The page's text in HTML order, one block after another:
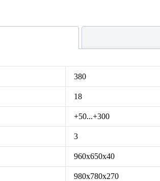
380
18
+50...+300
3
960х650х40
980х780х270